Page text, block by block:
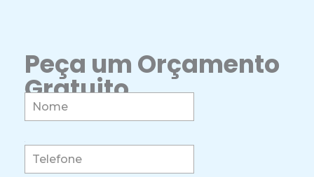
Peça um Orçamento
Gratuito